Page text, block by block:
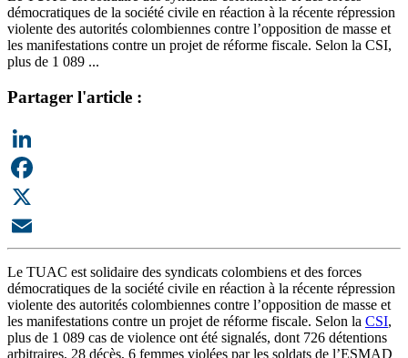
démocratiques de la société civile en réaction à la récente répression
violente des autorités colombiennes contre l’opposition de masse et
les manifestations contre un projet de réforme fiscale. Selon la CSI,
plus de 1 089 ...
Partager l'article :
LinkedIn
Facebook
X
Email
Le TUAC est solidaire des syndicats colombiens et des forces
démocratiques de la société civile en réaction à la récente répression
violente des autorités colombiennes contre l’opposition de masse et
les manifestations contre un projet de réforme fiscale. Selon la CSI,
plus de 1 089 cas de violence ont été signalés, dont 726 détentions
arbitraires, 28 décès, 6 femmes violées par les soldats de l’ESMAD